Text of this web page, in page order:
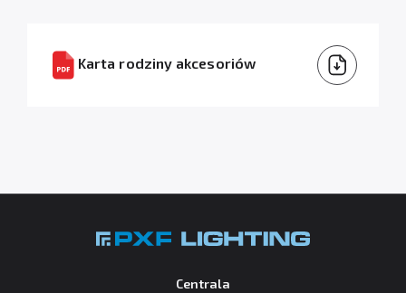
Karta rodziny akcesoriów
Centrala